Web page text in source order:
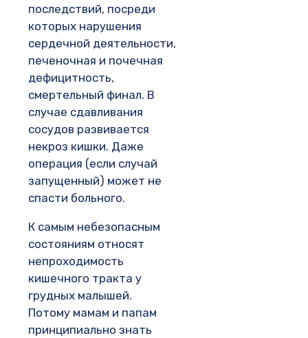
последствий, посреди
которых нарушения
сердечной деятельности,
печеночная и почечная
дефицитность,
смертельный финал. В
случае сдавливания
сосудов развивается
некроз кишки. Даже
операция (если случай
запущенный) может не
спасти больного.
К самым небезопасным
состояниям относят
непроходимость
кишечного тракта у
грудных малышей.
Потому мамам и папам
принципиально знать